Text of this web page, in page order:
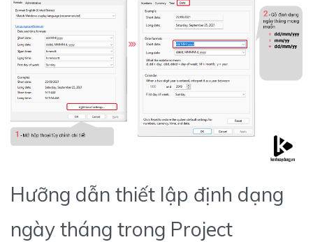
Hưỡng dẫn thiết lập định dạng
ngày tháng trong Project